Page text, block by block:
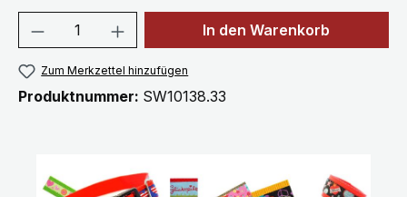
Produkt Anzahl: Gib denIn den Warenkorb
Zum Merkzettel hinzufügen
Produktnummer: SW10138.33